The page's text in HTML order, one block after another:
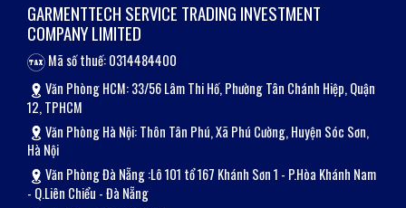
GARMENTTECH SERVICE TRADING INVESTMENT
COMPANY LIMITED
Mã số thuế: 0314484400
Văn Phòng HCM: 33/56 Lâm Thi Hố, Phường Tân Chánh Hiệp, Quận
12, TPHCM
Văn Phòng Hà Nội: Thôn Tân Phú, Xã Phú Cường, Huyện Sóc Sơn,
Hà Nội
Văn Phòng Đà Nẵng :Lô 101 tổ 167 Khánh Sơn 1 - P.Hòa Khánh Nam
- Q.Liên Chiểu - Đà Nẵng